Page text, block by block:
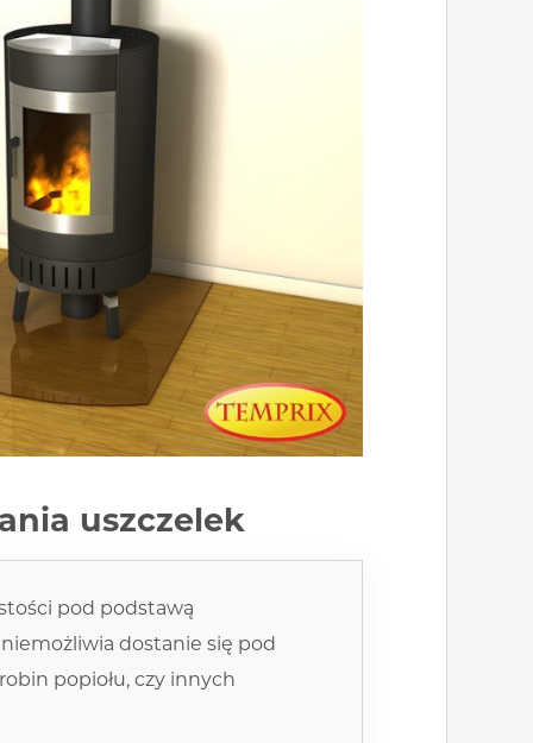
uszczelek
pod podstawą
dostanie się pod
popiołu, czy innych